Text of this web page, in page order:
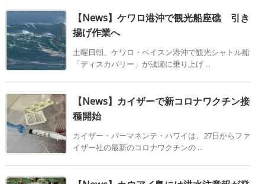
【News】ケワロ港沖で観光船座礁 引き
揚げ作業へ
土曜日朝、ケワロ・ベイスン港沖で観光シャトル船
「ディスカバリー」が浅瀬に乗り上げ ...
【News】カイザーで新コロナワクチン接
種開始
カイザー・パーマネンテ・ハワイは、27日からファ
イザー社の最新のコロナワクチンの ...